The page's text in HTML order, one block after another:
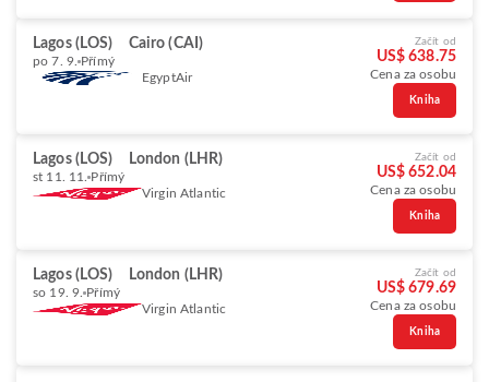
Lagos (LOS) Cairo (CAI)
po 7. 9. Přímý
EgyptAir
Začít od
US$ 638.75
Cena za osobu
Kniha
Lagos (LOS) London (LHR)
st 11. 11. Přímý
Virgin Atlantic
Začít od
US$ 652.04
Cena za osobu
Kniha
Lagos (LOS) London (LHR)
so 19. 9. Přímý
Virgin Atlantic
Začít od
US$ 679.69
Cena za osobu
Kniha